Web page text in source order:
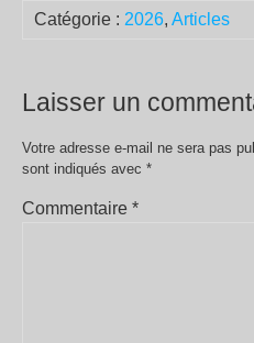
Catégorie : 2026, Articles
Laisser un
Votre adresse e-mail ne sera pas
sont indiqués avec *
Commentaire *